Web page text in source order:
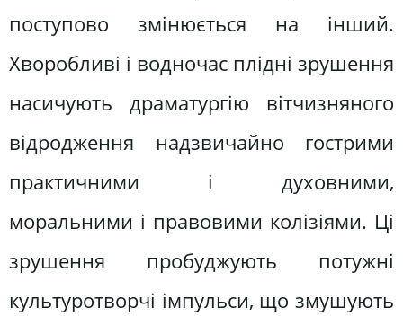
поступово змінюється на інший.
Хворобливі і водночас плідні зрушення
насичують драматургію вітчизняного
відродження надзвичайно гострими
практичними і духовними,
моральними і правовими колізіями. Ці
зрушення пробуджують потужні
культуротворчі імпульси, що змушують